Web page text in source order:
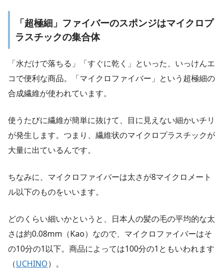
「超極細」ファイバーのスポンジはマイクロプ
ラスチックの集合体
「水だけで落ちる」「すぐに乾く」といった、いっけんエ
コで便利な商品。「マイクロファイバー」という超極細の
合成繊維が使われています。
使うたびに繊維が簡単に抜けて、目に見えない細かいチリ
が発生します。つまり、繊維状のマイクロプラスチックが
大量に出ているんです。
ちなみに、マイクロファイバーは太さが8マイクロメート
ル以下のものをいいます。
どのくらい細いかというと、日本人の髪の毛の平均的な太
さは約0.08mm（Kao）なので、マイクロファイバーはそ
の10分の1以下。商品によっては100分の1ともいわれます
（UCHINO）。